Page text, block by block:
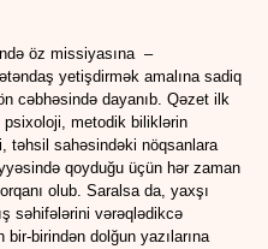
öz missiyasına –
yetişdirmək amalına sadiq
cəbhəsində dayanıb. Qəzet ilk
psixoloji, metodik biliklərin
təhsil sahəsindəki nöqsanlara
qoyduğu üçün hər zaman
olub. Saralsa da, yaxşı
səhifələrini vərəqlədikcə
birindən dolğun yazılarına